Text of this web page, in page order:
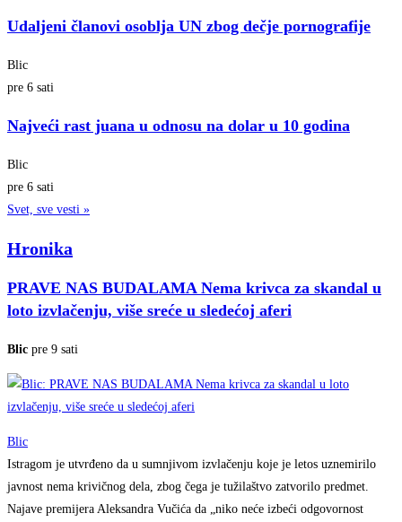
Udaljeni članovi osoblja UN zbog dečje pornografije
Blic
pre 6 sati
Najveći rast juana u odnosu na dolar u 10 godina
Blic
pre 6 sati
Svet, sve vesti »
Hronika
PRAVE NAS BUDALAMA Nema krivca za skandal u
loto izvlačenju, više sreće u sledećoj aferi
Blic pre 9 sati
Blic
Istragom je utvrđeno da u sumnjivom izvlačenju koje je letos uznemirilo
javnost nema krivičnog dela, zbog čega je tužilaštvo zatvorilo predmet.
Najave premijera Aleksandra Vučića da „niko neće izbeći odgovornost